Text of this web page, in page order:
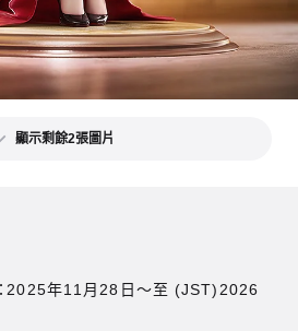
顯示剩餘2張圖片
2025年11月28日〜至 (JST)2026